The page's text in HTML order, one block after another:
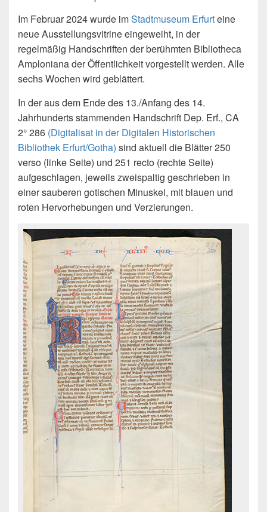
Im Februar 2024 wurde imStadtmuseum Erfurteine
neue Ausstellungsvitrine eingeweiht, in der
regelmäßig Handschriften der berühmten Bibliotheca
Amploniana der Öffentlichkeit vorgestellt werden. Alle
sechs Wochen wird geblättert.
In der aus dem Ende des 13./Anfang des 14.
Jahrhunderts stammenden Handschrift Dep. Erf., CA
2° 286 (Digitalisat in der Digitalen Historischen
Bibliothek Erfurt/Gotha) sind aktuell die Blätter 250
verso (linke Seite) und 251 recto (rechte Seite)
aufgeschlagen, jeweils zweispaltig geschrieben in
einer sauberen gotischen Minuskel, mit blauen und
roten Hervorhebungen und Verzierungen.